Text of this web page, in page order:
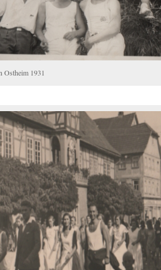
Ostheim 1931